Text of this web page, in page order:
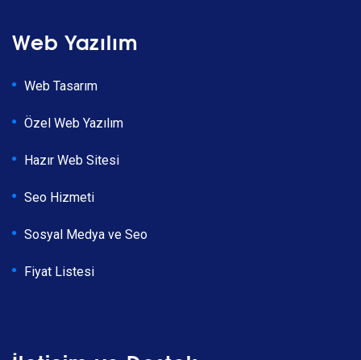
Web Yazılım
Web Tasarım
Özel Web Yazılım
Hazır Web Sitesi
Seo Hizmeti
Sosyal Medya ve Seo
Fiyat Listesi